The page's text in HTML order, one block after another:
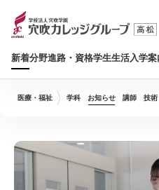
新着分野進路・資格学生生活入学案
医療・福祉 学科 お知らせ 講師 技術